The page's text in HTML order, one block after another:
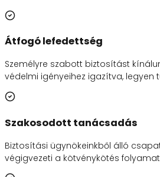
Átfogó lefedettség
Személyre szabott biztosítást
védelmi igényeihez igazítva, legyen
Szakosodott tanácsadás
Biztosítási ügynökeinkből álló
végigvezeti a kötvénykötés